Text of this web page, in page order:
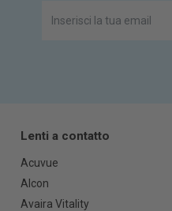
Lenti a contatto
Acuvue
Alcon
Avaira Vitality